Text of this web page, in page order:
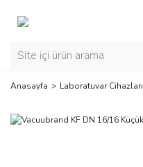
Anasayfa Laboratuvar Cihazları